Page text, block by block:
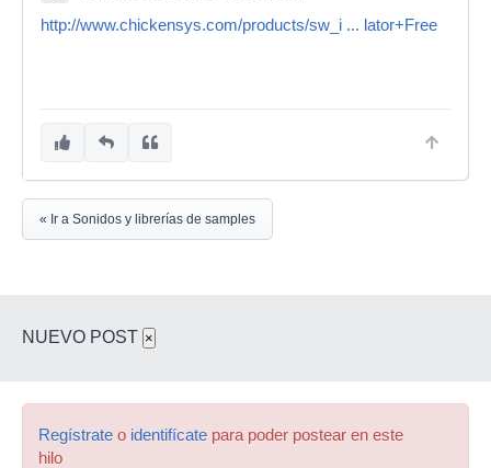
http://www.chickensys.com/products/sw_i ... lator+Free
« Ir a Sonidos y librerías de samples
NUEVO POST ×
Regístrate o identifícate para poder postear en este
hilo